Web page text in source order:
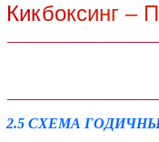
Кикбоксинг – П
2.5 СХЕМА